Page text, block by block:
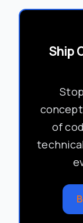
Ship
of